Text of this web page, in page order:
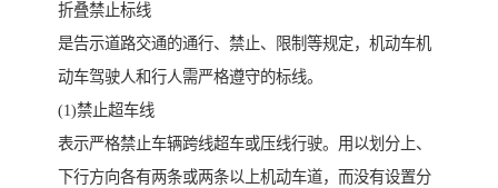
折叠禁止标线
是告示道路交通的通行、禁止、限制等规定，机动车机
动车驾驶人和行人需严格遵守的标线。
(1)禁止超车线
表示严格禁止车辆跨线超车或压线行驶。用以划分上、
下行方向各有两条或两条以上机动车道，而没有设置分